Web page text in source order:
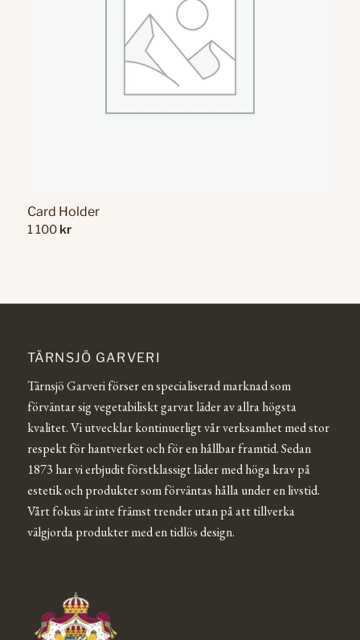
Card Holder
1 100 kr
TÄRNSJÖ GARVERI
Tärnsjö Garveri förser en specialiserad marknad som
förväntar sig vegetabiliskt garvat läder av allra högsta
kvalitet. Vi utvecklar kontinuerligt vår verksamhet med stor
respekt för hantverket och för en hållbar framtid. Sedan
1873 har vi erbjudit förstklassigt läder med höga krav på
estetik och produkter som förväntas hålla under en livstid.
Vårt fokus är inte främst trender utan på att tillverka
välgjorda produkter med en tidlös design.